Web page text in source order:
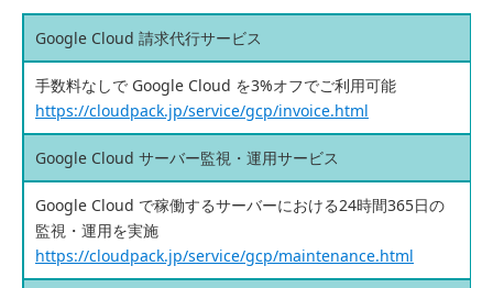
Google Cloud 請求代行サービス
手数料なしで Google Cloud を3%オフでご利用可能
https://cloudpack.jp/service/gcp/invoice.html
Google Cloud サーバー監視・運用サービス
Google Cloud で稼働するサーバーにおける24時間365日の
監視・運用を実施
https://cloudpack.jp/service/gcp/maintenance.html